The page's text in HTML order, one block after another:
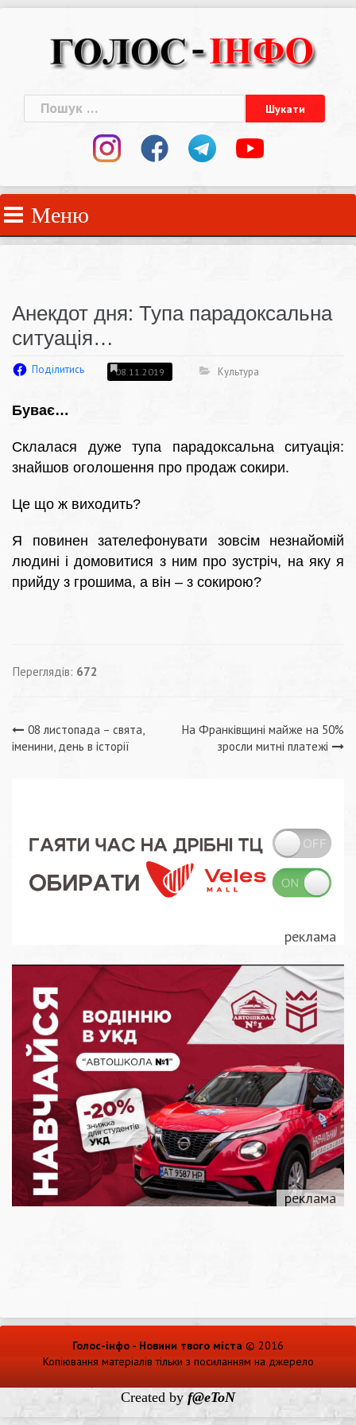
Пошук:
Меню
Анекдот дня: Тупа парадоксальна
ситуація…
Поділитись 08.11.2019 Культура
Буває…
Склалася дуже тупа парадоксальна ситуація:
знайшов оголошення про продаж сокири.
Це що ж виходить?
Я повинен зателефонувати зовсім незнайомій
людині і домовитися з ним про зустріч, на яку я
прийду з грошима, а він – з сокирою?
Переглядів: 672
Навігація
08 листопада – свята,
іменини, день в історії
На Франківщині майже на 50%
зросли митні платежі
Голос-інфо - Новини твого міста © 2016
Копіювання матеріалів тільки з посиланням на джерело
Created by f@eToN